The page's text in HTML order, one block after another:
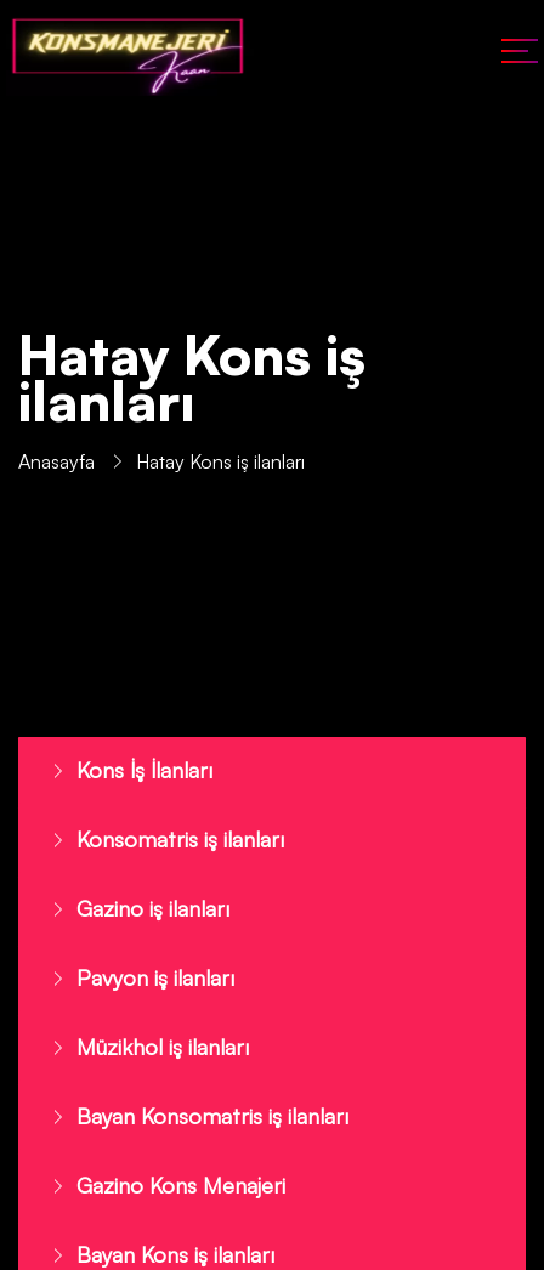
Hatay Kons iş
ilanları
Anasayfa Hatay Kons iş ilanları
Kons İş İlanları
Konsomatris iş ilanları
Gazino iş ilanları
Pavyon iş ilanları
Müzikhol iş ilanları
Bayan Konsomatris iş ilanları
Gazino Kons Menajeri
Bayan Kons iş ilanları